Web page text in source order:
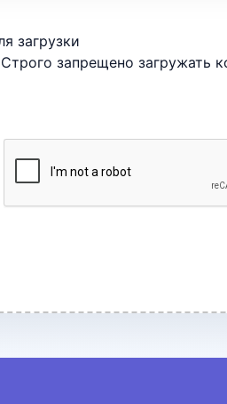
загрузки
запрещено загружать